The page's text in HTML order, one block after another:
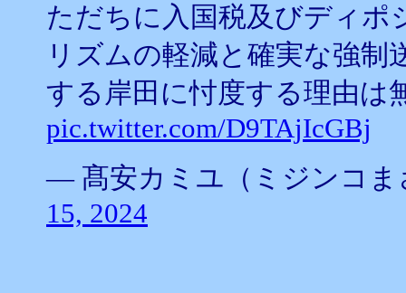
ただちに入国税及びディポ
リズムの軽減と確実な強制
する岸田に忖度する理由は
pic.twitter.com/D9TAjIcGBj
— 髙安カミユ（ミジンコま
15, 2024